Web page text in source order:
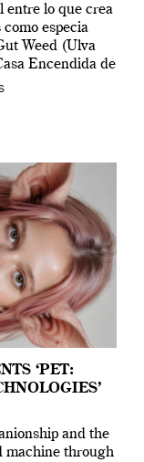
entre lo que crea
especia
Weed (Ulva
Encendida de
‘PET:
and the
machine through